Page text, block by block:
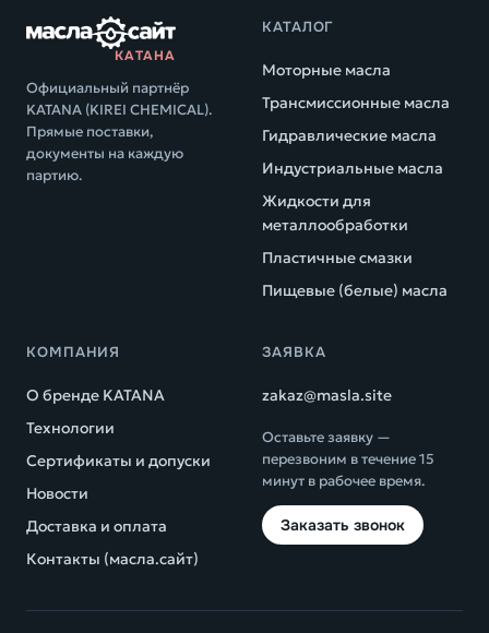
КАТАНА
Официальный партнёр
KATANA (KIREI CHEMICAL).
Прямые поставки,
документы на каждую
партию.
КАТАЛОГ
Моторные масла
Трансмиссионные масла
Гидравлические масла
Индустриальные масла
Жидкости для
металлообработки
Пластичные смазки
Пищевые (белые) масла
КОМПАНИЯ
О бренде KATANA
Технологии
Сертификаты и допуски
Новости
Доставка и оплата
Контакты (масла.сайт)
ЗАЯВКА
zakaz@masla.site
Оставьте заявку —
перезвоним в течение 15
минут в рабочее время.
Заказать звонок